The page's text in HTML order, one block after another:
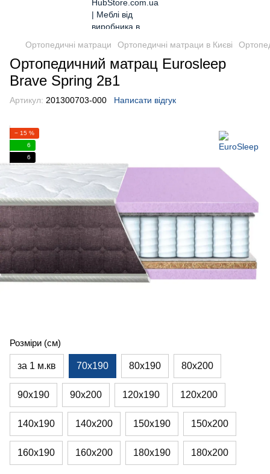
Ортопедичні матраци Ортопедичні матраци в Києві
Ортопедичний матрац Eurosleep
Brave Spring 2в1
Артикул: 201300703-000 Написати відгук
− 15 %
6
6
Розміри (см)
за 1 м.кв 70х190 80х190 80х200
90х190 90х200 120х190 120х200
140х190 140х200 150х190 150х200
160х190 160х200 180х190 180х200